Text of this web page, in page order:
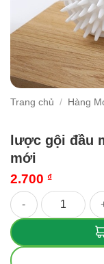
Trang chủ / Hàng
lược gội đầu
mới
2.700 ₫
lược gội đầu